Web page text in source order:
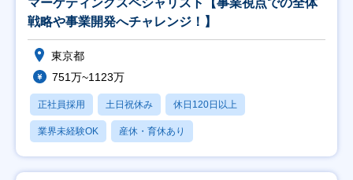
マーケティングスペシャリスト【事業視点での全体
戦略や事業開発へチャレンジ！】
東京都
751万~1123万
正社員採用 土日祝休み 休日120日以上
業界未経験OK 産休・育休あり